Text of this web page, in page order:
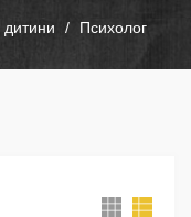
дитини Психолог